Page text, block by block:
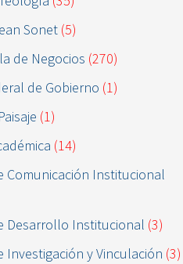
Sonet (5)
de Negocios (270)
de Gobierno (1)
(1)
(14)
Comunicación Institucional
Desarrollo Institucional (3)
Investigación y Vinculación (3)